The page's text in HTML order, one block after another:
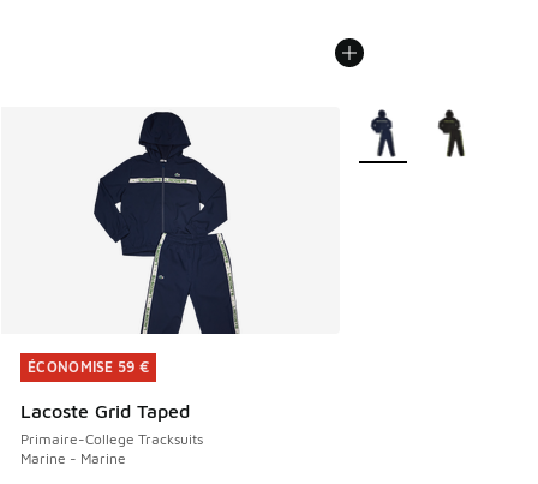
ÉCONOMISE 59 €
Lacoste Grid Taped
Primaire-College Tracksuits
Marine - Marine
ÉCONOMISE 59 €
Plus de couleurs